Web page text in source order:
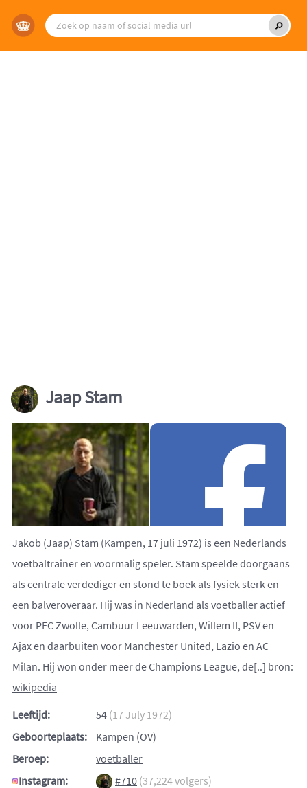
Jaap Stam
Jakob (Jaap) Stam (Kampen, 17 juli 1972) is een Nederlands
voetbaltrainer en voormalig speler. Stam speelde doorgaans
als centrale verdediger en stond te boek als fysiek sterk en
een balveroveraar. Hij was in Nederland als voetballer actief
voor PEC Zwolle, Cambuur Leeuwarden, Willem II, PSV en
Ajax en daarbuiten voor Manchester United, Lazio en AC
Milan. Hij won onder meer de Champions League, de[..] bron:
wikipedia
Leeftijd:
54 (17 July 1972)
Geboorteplaats:
Kampen (OV)
Beroep:
voetballer
Instagram:
#710 (37,224 volgers)